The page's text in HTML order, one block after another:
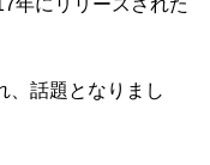
年にリリースされた
、話題となりまし